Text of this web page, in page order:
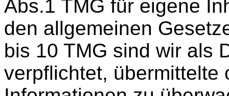
Abs.1 TMG für eigene
den allgemeinen
bis 10 TMG sind wir als
verpflichtet, übermittelte